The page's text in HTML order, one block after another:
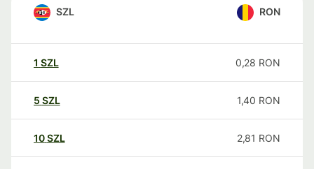
SZL RON
1 SZL 0,28 RON
5 SZL 1,40 RON
10SZL 2,81 RON